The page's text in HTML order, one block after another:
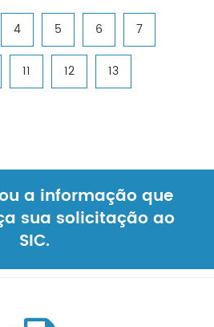
4 5 6 7
11 12 13
a informação que
sua solicitação ao
SIC.